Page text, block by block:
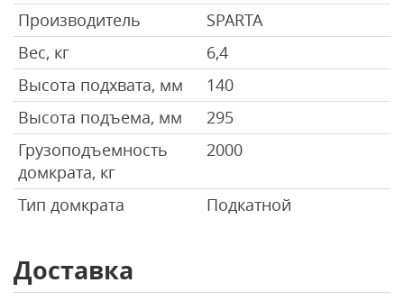
Производитель
SPARTA
Вес, кг
6,4
Высота подхвата, мм
140
Высота подъема, мм
295
Грузоподъемность
домкрата, кг
2000
Тип домкрата Подкатной
Доставка